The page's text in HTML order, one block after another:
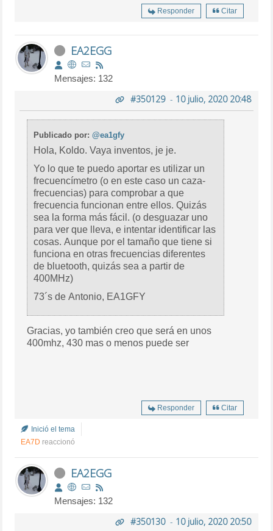
Responder Citar
EA2EGG
Mensajes: 132
#350129- 10 julio, 2020 20:48
Publicado por:@ea1gfy
Hola, Koldo. Vaya inventos, je je.
Yo lo que te puedo aportar es utilizar un
frecuencímetro (o en este caso un caza-
frecuencias) para comprobar a que
frecuencia funcionan entre ellos. Quizás
sea la forma más fácil. (o desguazar uno
para ver que lleva, e intentar identificar las
cosas. Aunque por el tamaño que tiene si
funciona en otras frecuencias diferentes
de bluetooth, quizás sea a partir de
400MHz)
73´s de Antonio, EA1GFY
Gracias, yo también creo que será en unos
400mhz, 430 mas o menos puede ser
Responder Citar
Inició el tema
EA7D reaccionó
EA2EGG
Mensajes: 132
#350130- 10 julio, 2020 20:50